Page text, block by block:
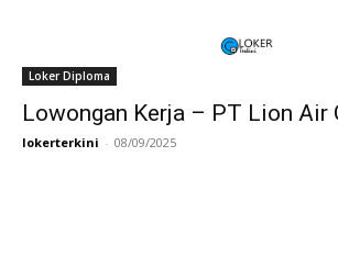
Loker Diploma
Lowongan Kerja – PT Lion Air
lokerterkini - 08/09/2025